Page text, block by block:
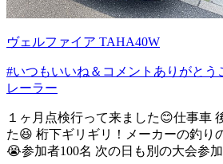
ヴェルファイア TAHA40W
#いつもいいね＆コメントありがとう
レーラー
１ヶ月点検行って来ました😊仕事車
た😆 桁下ギリギリ！メーカーの釣り
😭参加者100名 次の日も別の大会参